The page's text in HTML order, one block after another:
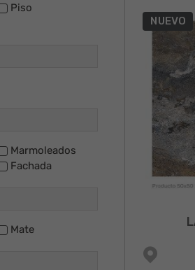
Piso
Marmoleados
Fachada
Mate
NUEVO